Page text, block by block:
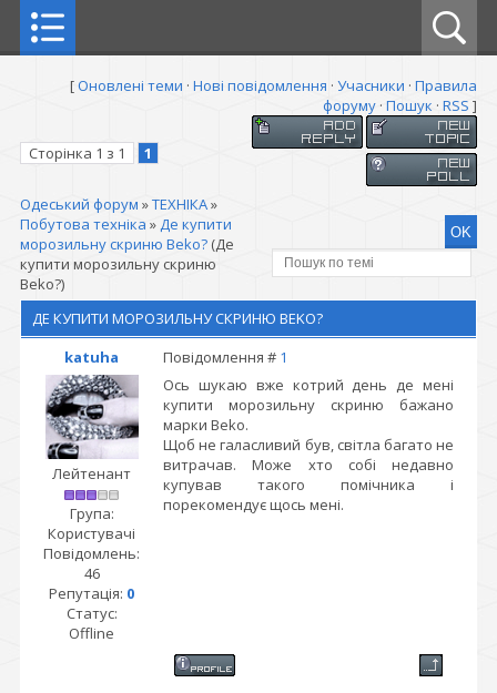
[Оновлені теми · Нові повідомлення · Учасники · Правила
форуму · Пошук · RSS ]
Сторінка 1 з 1 1
Одеський форум »ТЕХНІКА»
Побутова техніка »Де купити
морозильну скриню Beko? (Де
купити морозильну скриню
Beko?)
ДЕ КУПИТИ МОРОЗИЛЬНУ СКРИНЮ BEKO?
katuha
Повідомлення # 1
Лейтенант
Група:
Користувачі
Повідомлень:
46
Репутація: 0
Статус:
Offline
Ось шукаю вже котрий день де мені
купити морозильну скриню бажано
марки Beko.
Щоб не галасливий був, світла багато не
витрачав. Може хто собі недавно
купував такого помічника і
порекомендує щось мені.